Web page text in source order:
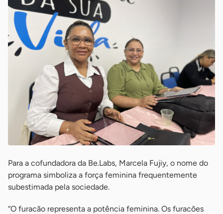
Para a cofundadora da Be.Labs, Marcela Fujiy, o nome do
programa simboliza a força feminina frequentemente
subestimada pela sociedade.
“O furacão representa a potência feminina. Os furacões